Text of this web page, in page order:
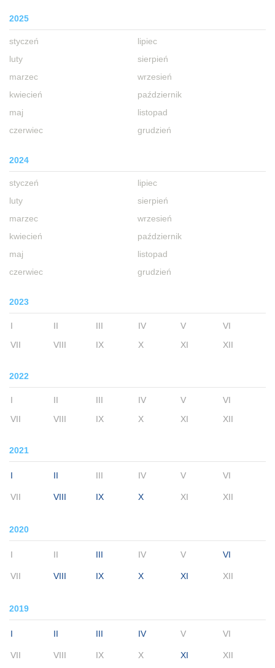
2025
styczeń
luty
marzec
kwiecień
maj
czerwiec
lipiec
sierpień
wrzesień
październik
listopad
grudzień
2024
styczeń
luty
marzec
kwiecień
maj
czerwiec
lipiec
sierpień
wrzesień
październik
listopad
grudzień
2023
I II III IV V
VI
VII
VIII IX X XI XII
2022
I II III IV V
VI
VII
VIII IX X XI XII
2021
I II III IV V VI
VII VIII IX X XI XII
2020
I II III IV V VI
VII VIII IX X XI XII
2019
I II III IV V VI
VII VIII IX X XI XII